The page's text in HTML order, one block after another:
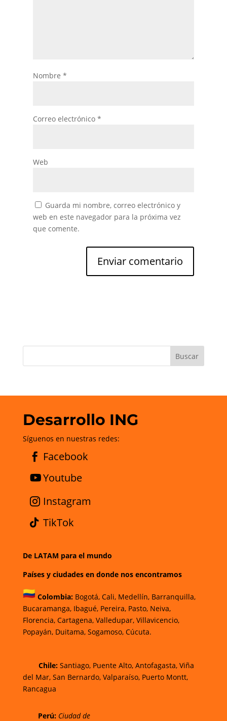
Nombre *
Correo electrónico *
Web
Guarda mi nombre, correo electrónico y
web en este navegador para la próxima vez
que comente.
Desarrollo ING
Síguenos en nuestras redes:
Facebook
Youtube
Instagram
TikTok
De LATAM para el mundo
Países y ciudades en donde nos encontramos
Colombia: Bogotá,Cali, Medellín, Barranquilla,
Bucaramanga,Ibagué,Pereira,Pasto, Neiva,
Florencia, Cartagena, Valledupar, Villavicencio,
Popayán, Duitama, Sogamoso, Cúcuta.
Chile:Santiago, Puente Alto, Antofagasta, Viña
del Mar, San Bernardo, Valparaíso, Puerto Montt,
Rancagua
Perú: Ciudad de